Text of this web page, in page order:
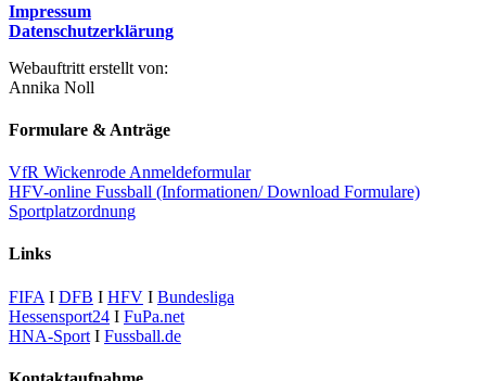
Impressum
Datenschutzerklärung
Webauftritt erstellt von:
Annika Noll
Formulare & Anträge
VfR Wickenrode Anmeldeformular
HFV-online Fussball (Informationen/ Download Formulare)
Sportplatzordnung
Links
FIFA I DFB I HFV I Bundesliga
Hessensport24 I FuPa.net
HNA-Sport I Fussball.de